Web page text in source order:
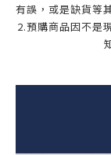
有誤，或是缺貨等
2.預購商品因不是